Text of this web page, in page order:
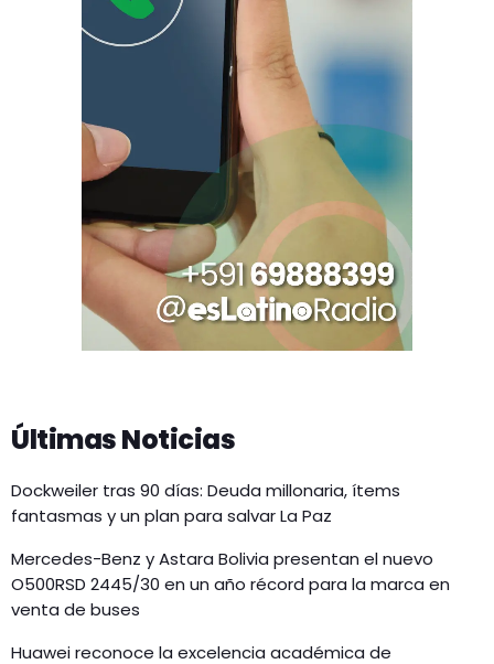
Últimas Noticias
Dockweiler tras 90 días: Deuda millonaria, ítems
fantasmas y un plan para salvar La Paz
Mercedes-Benz y Astara Bolivia presentan el nuevo
O500RSD 2445/30 en un año récord para la marca en
venta de buses
Huawei reconoce la excelencia académica de